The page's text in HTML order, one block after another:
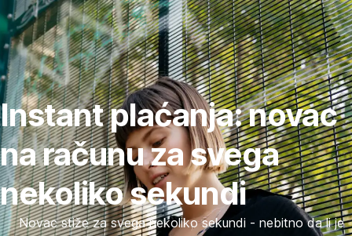
Preskoči
navigaciju
Instant plaćanja: novac
na računu za svega
nekoliko sekundi
Novac stiže za svega nekoliko sekundi - nebitno da li je